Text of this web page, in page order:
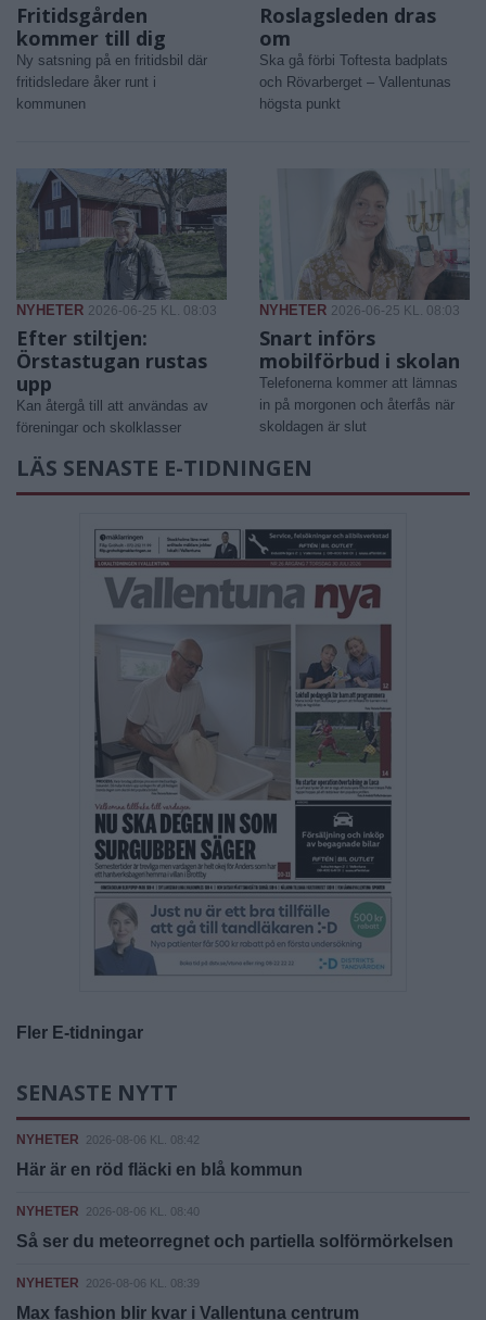
Fritidsgården
kommer till dig
Ny satsning på en fritidsbil där
fritidsledare åker runt i
kommunen
Roslagsleden dras
om
Ska gå förbi Toftesta badplats
och Rövarberget – Vallentunas
högsta punkt
NYHETER 2026-06-25 KL. 08:03
Efter stiltjen:
Örstastugan rustas
upp
Kan återgå till att användas av
föreningar och skolklasser
NYHETER 2026-06-25 KL. 08:03
Snart införs
mobilförbud i skolan
Telefonerna kommer att lämnas
in på morgonen och återfås när
skoldagen är slut
LÄS SENASTE E-TIDNINGEN
Fler E-tidningar
SENASTE NYTT
NYHETER 2026-08-06 KL. 08:42
Här är en röd fläcki en blå kommun
NYHETER 2026-08-06 KL. 08:40
Så ser du meteorregnet och partiella solförmörkelsen
NYHETER 2026-08-06 KL. 08:39
Max fashion blir kvar i Vallentuna centrum